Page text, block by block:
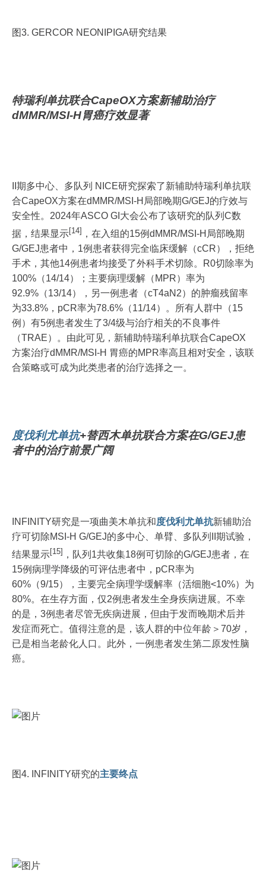
图3. GERCOR NEONIPIGA研究结果
特瑞利单抗联合CapeOX方案新辅助治疗
dMMR/MSI-H胃癌疗效显著
II期多中心、多队列 NICE研究探索了新辅助特瑞利单抗联
合CapeOX方案在dMMR/MSI-H局部晚期G/GEJ的疗效与
安全性。2024年ASCO GI大会公布了该研究的队列C数
据，结果显示[14] ，在入组的15例dMMR/MSI-H局部晚期
G/GEJ患者中，1例患者获得完全临床缓解（cCR），拒绝
手术，其他14例患者均接受了外科手术切除。R0切除率为
100%（14/14）；主要病理缓解（MPR）率为
92.9%（13/14），另一例患者（cT4aN2）的肿瘤残留率
为33.8%，pCR率为78.6%（11/14）。所有人群中（15
例）有5例患者发生了3/4级与治疗相关的不良事件
（TRAE）。由此可见，新辅助特瑞利单抗联合CapeOX
方案治疗dMMR/MSI-H 胃癌的MPR率高且相对安全，该联
合策略或可成为此类患者的治疗选择之一。
度伐利尤单抗+替西木单抗联合方案在G/GEJ患
者中的治疗前景广阔
INFINITY研究是一项曲美木单抗和度伐利尤单抗新辅助治
疗可切除MSI-H G/GEJ的多中心、单臂、多队列II期试验，
结果显示[15] ，队列1共收集18例可切除的G/GEJ患者，在
15例病理学降级的可评估患者中，pCR率为
60%（9/15），主要完全病理学缓解率（活细胞<10%）为
80%。在生存方面，仅2例患者发生全身疾病进展。不幸
的是，3例患者尽管无疾病进展，但由于发而晚期术后并
发症而死亡。值得注意的是，该人群的中位年龄＞70岁，
已是相当老龄化人口。此外，一例患者发生第二原发性脑
癌。
图4. INFINITY研究的主要终点